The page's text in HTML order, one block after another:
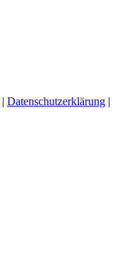
| Datenschutzerklärung |